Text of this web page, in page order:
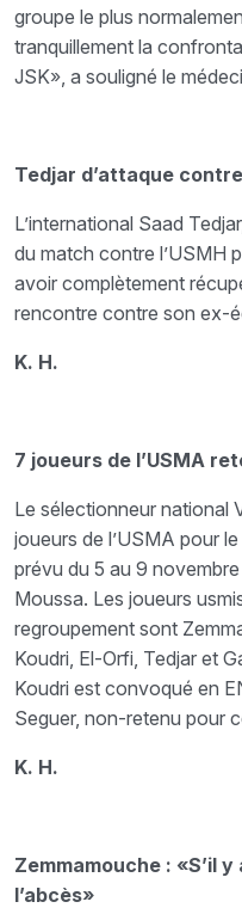
groupe le plus
tranquillement la
JSK», a souligné le
Tedjar d’attaque
L’international Saad
du match contre l’USMH
avoir complètement
rencontre contre son ex-
K. H.
7 joueurs de l’USMA
Le sélectionneur national
joueurs de l’USMA pour
prévu du 5 au 9
Moussa. Les joueurs
regroupement sont
Koudri, El-Orfi, Tedjar et
Koudri est convoqué en
Seguer, non-retenu pour
K. H.
Zemmamouche : «S’il
l’abcès»